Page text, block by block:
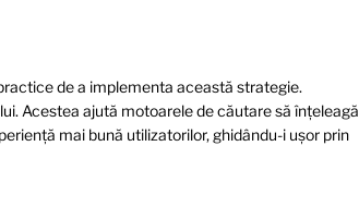
de a implementa această strategie.
Acestea ajută motoarele de căutare să înțeleagă
mai bună utilizatorilor, ghidându-i ușor prin